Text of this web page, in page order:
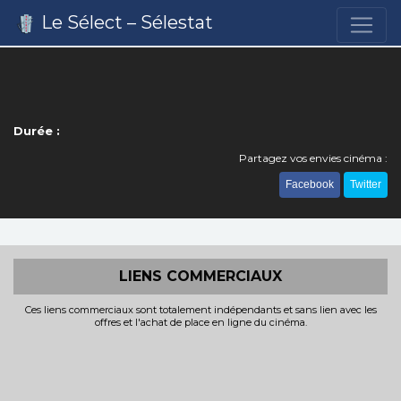
Le Sélect – Sélestat
Durée :
Partagez vos envies cinéma :
Facebook Twitter
LIENS COMMERCIAUX
Ces liens commerciaux sont totalement indépendants et sans lien avec les
offres et l'achat de place en ligne du cinéma.